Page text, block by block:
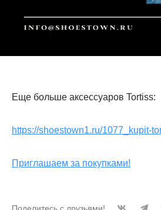
Еще больше аксессуаров Tortiss:
https://shoestown1.ru/1077_kupit-
Приглашаем за покупками!